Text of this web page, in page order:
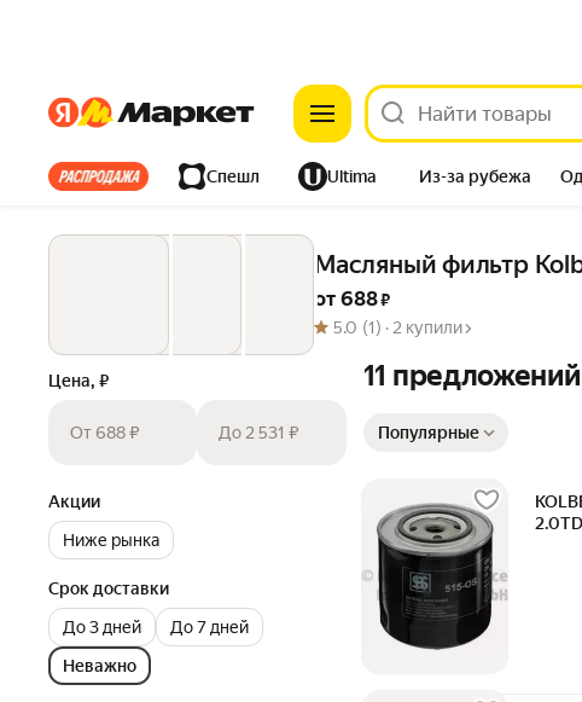
ЯндексЯндекс
Все хиты Спешл Ultima Из-за рубежа
Дом Ремонт Детям Красота
Масляный фильтр
от 688 ₽
5.0 (1) · 2 купили
Цена, ₽
От 688 ₽ До 2 531 ₽
Акции
Ниже рынка
Срок доставки
До 3 дней
До 7 дней
Неважно
11 предложений
Популярные